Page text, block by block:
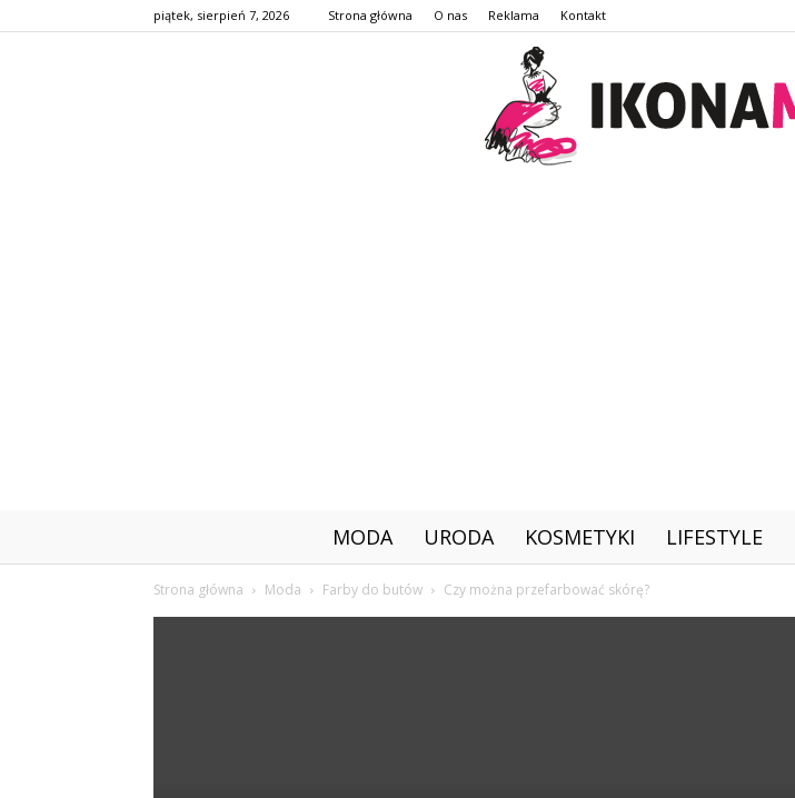
piątek, sierpień 7, 2026 Strona główna O nas Reklama Kontakt
MODA URODA KOSMETYKI LIFESTYLE
Strona główna Moda Farby do butów Czy można przefarbować skórę?